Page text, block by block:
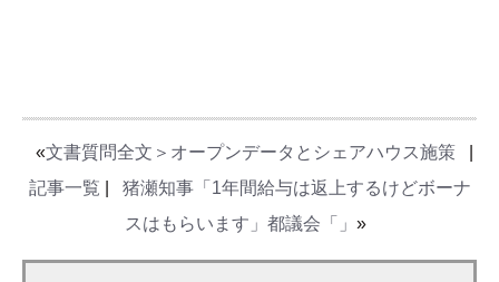
«文書質問全文＞オープンデータとシェアハウス施策
記事一覧
猪瀬知事「1年間給与は返上するけどボーナ
スはもらいます」都議会「」 »